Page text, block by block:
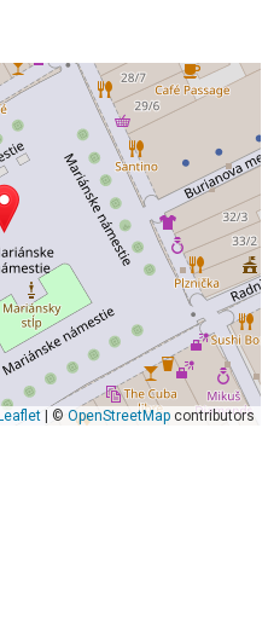
| © OpenStreetMapcontributors